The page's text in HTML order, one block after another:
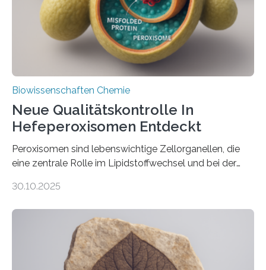
Biowissenschaften Chemie
Neue Qualitätskontrolle In
Hefeperoxisomen Entdeckt
Peroxisomen sind lebenswichtige Zellorganellen, die
eine zentrale Rolle im Lipidstoffwechsel und bei der
erfüllen können, müssen zahlreiche Enzyme präzise in
der Ruhr-Universität Bochum um Prof. Dr. Ralf Erdmann
und Dr. Ismaila Francis Yusuf hat nun einen bislang
unbekannten Qualitätskontrollmechanismus des
peroxisomalen Proteintransports in der Bäckerhefe
30.10.2025